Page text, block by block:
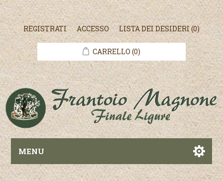
REGISTRATI ACCESSO LISTA DEI DESIDERI(0)
CARRELLO (0)
MENU